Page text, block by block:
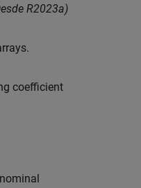
R2023a)
coefficient